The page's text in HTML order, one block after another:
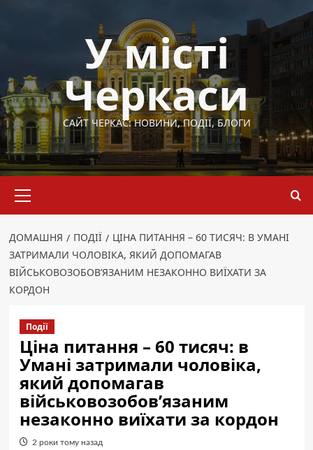
У місті
Черкаси
САЙТ ЧЕРКАС: НОВИНИ, ПОДІЇ, БЛОГИ
меню
ДОМАШНЯ ПОДІЇ
ЦІНА ПИТАННЯ – 60 ТИСЯЧ: В УМАНІ
ЗАТРИМАЛИ ЧОЛОВІКА, ЯКИЙ ДОПОМАГАВ
ВІЙСЬКОВОЗОБОВ’ЯЗАНИМ НЕЗАКОННО ВИЇХАТИ ЗА
КОРДОН
Події
Ціна питання – 60 тисяч: в
Умані затримали чоловіка,
який допомагав
військовозобов’язаним
незаконно виїхати за кордон
2 роки тому назад